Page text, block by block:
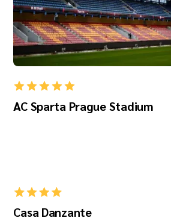
AC Sparta Prague Stadium
Casa Danzante